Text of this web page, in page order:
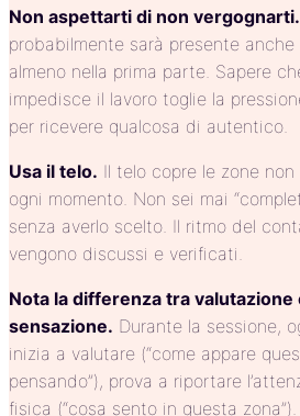
Non aspettarti di non vergognarti.
probabilmente sarà presente
almeno nella prima parte. Sapere
impedisce il lavoro toglie la
per ricevere qualcosa di autentico.
Usa il telo. Il telo copre le zone
ogni momento. Non sei mai
senza averlo scelto. Il ritmo del
vengono discussi e verificati.
Nota la differenza tra valutazione
sensazione. Durante la sessione,
inizia a valutare (“come appare
pensando”), prova a riportare
fisica (“cosa sento in questa